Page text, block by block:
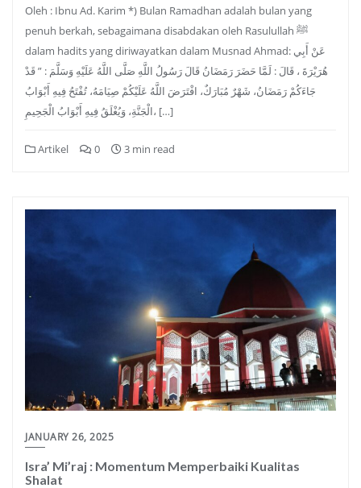
Oleh : Ibnu Ad. Karim *) Bulan Ramadhan adalah bulan yang
penuh berkah, sebagaimana disabdakan oleh Rasulullah ﷺ
dalam hadits yang diriwayatkan dalam Musnad Ahmad: عَنْ أَبِي
هُرَيْرَةَ ، قَالَ : لَمَّا حَضَرَ رَمَضَانُ قَالَ رَسُولُ اللَّهِ صَلَّى اللَّهُ عَلَيْهِ وَسَلَّمَ : ” قَدْ
جَاءَكُمْ رَمَضَانُ، شَهْرٌ مُبَارَكٌ، افْتَرَضَ اللَّهُ عَلَيْكُمْ صِيَامَهُ، تُفْتَحُ فِيهِ أَبْوَابُ
الْجَنَّةِ، وَيُغْلَقُ فِيهِ أَبْوَابُ الْجَحِيمِ، […]
Artikel 0 3 min read
JANUARY 26, 2025
Isra’ Mi’raj : Momentum Memperbaiki Kualitas
Shalat